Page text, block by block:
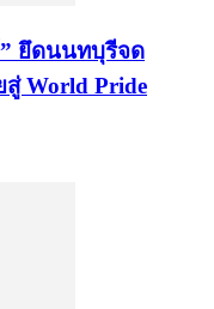
ยึดนนทบุรีจด
สู่ World Pride